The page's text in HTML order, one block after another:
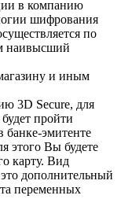
в компанию
шифрования
по
наивысший
и иным
3D Secure, для
пройти
банке-эмитенте
этого Вы будете
карту. Вид
дополнительный
переменных